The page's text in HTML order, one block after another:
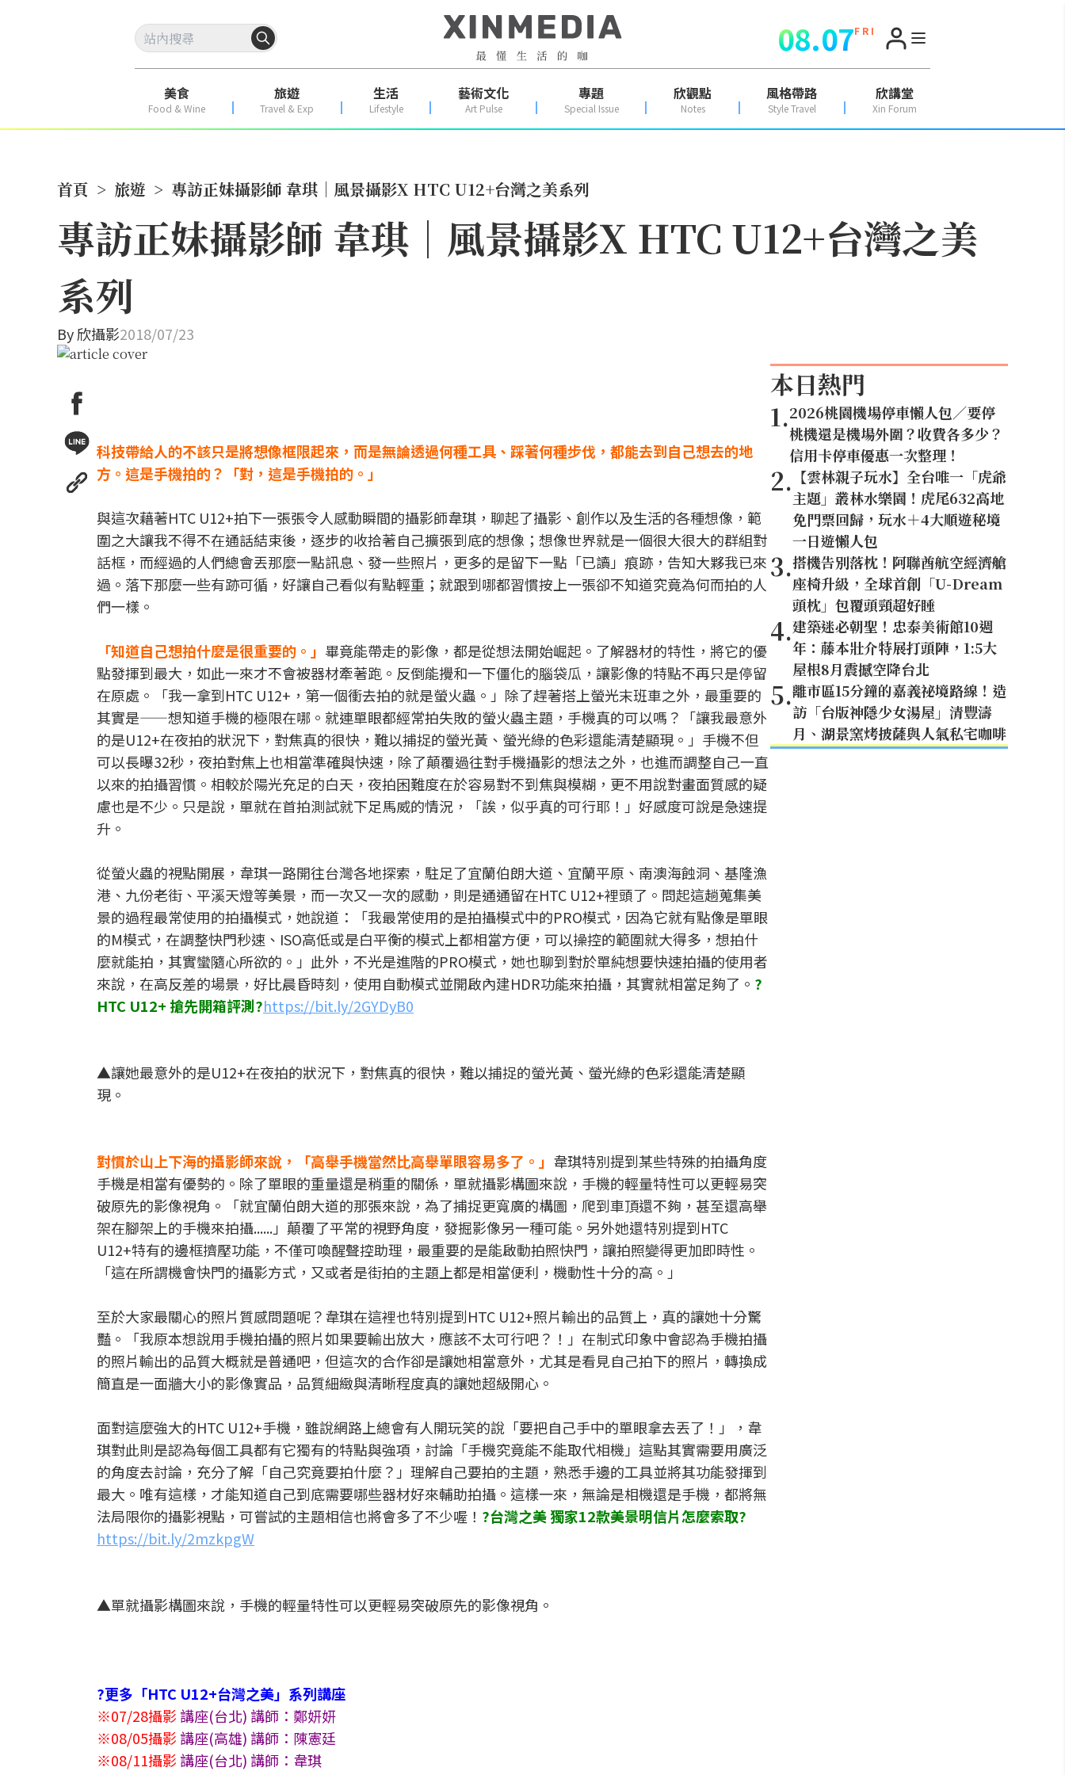
08.07F R I
美食
Food & Wine
旅遊
Travel & Exp
生活
Lifestyle
藝術文化
Art Pulse
專題
Special Issue
欣觀點
Notes
風格帶路
Style Travel
欣講堂
Xin Forum
首頁 > 旅遊 > 專訪正妹攝影師 韋琪｜風景攝影X HTC U12+台灣之美系列
專訪正妹攝影師 韋琪｜風景攝影X HTC U12+台灣之美
系列
By欣攝影2018/07/23
科技帶給人的不該只是將想像框限起來，而是無論透過何種工具、踩著何種步伐，都能去到自己想去的地
方。這是手機拍的？「對，這是手機拍的。」
與這次藉著HTC U12+拍下一張張令人感動瞬間的攝影師韋琪，聊起了攝影、創作以及生活的各種想像，範
圍之大讓我不得不在通話結束後，逐步的收拾著自己擴張到底的想像；想像世界就是一個很大很大的群組對
話框，而經過的人們總會丟那麼一點訊息、發一些照片，更多的是留下一點「已讀」痕跡，告知大夥我已來
過。落下那麼一些有跡可循，好讓自己看似有點輕重；就跟到哪都習慣按上一張卻不知道究竟為何而拍的人
們一樣。
「知道自己想拍什麼是很重要的。」 畢竟能帶走的影像，都是從想法開始崛起。了解器材的特性，將它的優
點發揮到最大，如此一來才不會被器材牽著跑。反倒能攪和一下僵化的腦袋瓜，讓影像的特點不再只是停留
在原處。「我一拿到HTC U12+，第一個衝去拍的就是螢火蟲。」除了趕著搭上螢光末班車之外，最重要的
其實是——想知道手機的極限在哪。就連單眼都經常拍失敗的螢火蟲主題，手機真的可以嗎？「讓我最意外
的是U12+在夜拍的狀況下，對焦真的很快，難以捕捉的螢光黃、螢光綠的色彩還能清楚顯現。」手機不但
可以長曝32秒，夜拍對焦上也相當準確與快速，除了顛覆過往對手機攝影的想法之外，也進而調整自己一直
以來的拍攝習慣。相較於陽光充足的白天，夜拍困難度在於容易對不到焦與模糊，更不用說對畫面質感的疑
慮也是不少。只是說，單就在首拍測試就下足馬威的情況，「誒，似乎真的可行耶！」好感度可說是急速提
升。
從螢火蟲的視點開展，韋琪一路開往台灣各地探索，駐足了宜蘭伯朗大道、宜蘭平原、南澳海蝕洞、基隆漁
港、九份老街、平溪天燈等美景，而一次又一次的感動，則是通通留在HTC U12+裡頭了。問起這趟蒐集美
景的過程最常使用的拍攝模式，她說道：「我最常使用的是拍攝模式中的PRO模式，因為它就有點像是單眼
的M模式，在調整快門秒速、ISO高低或是白平衡的模式上都相當方便，可以操控的範圍就大得多，想拍什
麼就能拍，其實蠻隨心所欲的。」此外，不光是進階的PRO模式，她也聊到對於單純想要快速拍攝的使用者
來說，在高反差的場景，好比晨昏時刻，使用自動模式並開啟內建HDR功能來拍攝，其實就相當足夠了。 ?
HTC U12+ 搶先開箱評測?https://bit.ly/2GYDyB0
▲讓她最意外的是U12+在夜拍的狀況下，對焦真的很快，難以捕捉的螢光黃、螢光綠的色彩還能清楚顯
現。
對慣於山上下海的攝影師來說，「高舉手機當然比高舉單眼容易多了。」 韋琪特別提到某些特殊的拍攝角度
手機是相當有優勢的。除了單眼的重量還是稍重的關係，單就攝影構圖來說，手機的輕量特性可以更輕易突
破原先的影像視角。「就宜蘭伯朗大道的那張來說，為了捕捉更寬廣的構圖，爬到車頂還不夠，甚至還高舉
架在腳架上的手機來拍攝......」顛覆了平常的視野角度，發掘影像另一種可能。另外她還特別提到HTC
U12+特有的邊框擠壓功能，不僅可喚醒聲控助理，最重要的是能啟動拍照快門，讓拍照變得更加即時性。
「這在所謂機會快門的攝影方式，又或者是街拍的主題上都是相當便利，機動性十分的高。」
至於大家最關心的照片質感問題呢？韋琪在這裡也特別提到HTC U12+照片輸出的品質上，真的讓她十分驚
豔。「我原本想說用手機拍攝的照片如果要輸出放大，應該不太可行吧？！」在制式印象中會認為手機拍攝
的照片輸出的品質大概就是普通吧，但這次的合作卻是讓她相當意外，尤其是看見自己拍下的照片，轉換成
簡直是一面牆大小的影像實品，品質細緻與清晰程度真的讓她超級開心。
面對這麼強大的HTC U12+手機，雖說網路上總會有人開玩笑的說「要把自己手中的單眼拿去丟了！」，韋
琪對此則是認為每個工具都有它獨有的特點與強項，討論「手機究竟能不能取代相機」這點其實需要用廣泛
的角度去討論，充分了解「自己究竟要拍什麼？」理解自己要拍的主題，熟悉手邊的工具並將其功能發揮到
最大。唯有這樣，才能知道自己到底需要哪些器材好來輔助拍攝。這樣一來，無論是相機還是手機，都將無
法局限你的攝影視點，可嘗試的主題相信也將會多了不少喔！ ?台灣之美 獨家12款美景明信片怎麼索取?
https://bit.ly/2mzkpgW
▲單就攝影構圖來說，手機的輕量特性可以更輕易突破原先的影像視角。
?更多「HTC U12+台灣之美」系列講座
※07/28攝影 講座(台北) 講師：鄭妍妍
※08/05攝影 講座(高雄) 講師：陳憲廷
※08/11攝影 講座(台北) 講師：韋琪
本日熱門
1.2026桃園機場停車懶人包／要停
桃機還是機場外圍？收費各多少？
信用卡停車優惠一次整理！
2. 【雲林親子玩水】全台唯一「虎爺
主題」叢林水樂園！虎尾632高地
免門票回歸，玩水＋4大順遊秘境
一日遊懶人包
3.搭機告別落枕！阿聯酋航空經濟艙
座椅升級，全球首創「U-Dream
頭枕」包覆頭頸超好睡
4.建築迷必朝聖！忠泰美術館10週
年：藤本壯介特展打頭陣，1:5大
屋根8月震撼空降台北
5.離市區15分鐘的嘉義祕境路線！造
訪「台版神隱少女湯屋」清豐濤
月、湖景窯烤披薩與人氣私宅咖啡